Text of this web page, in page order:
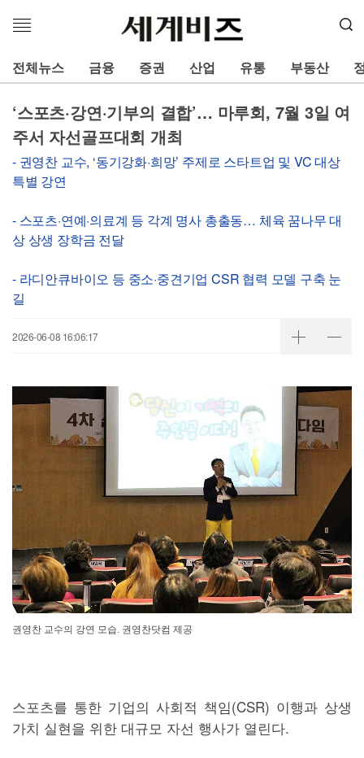
메
열
기
전체뉴스 금융 증권 산업 유통 부동산
‘스포츠·강연·기부의 결합’… 마루회, 7월 3일 여
주서 자선골프대회 개최
- 권영찬 교수, ‘동기강화·희망’ 주제로 스타트업 및 VC 대상
특별 강연
- 스포츠·연예·의료계 등 각계 명사 총출동… 체육 꿈나무 대
상 상생 장학금 전달
- 라디안큐바이오 등 중소·중견기업 CSR 협력 모델 구축 눈
길
2026-06-08 16:06:17
권영찬 교수의 강연 모습. 권영찬닷컴 제공
스포츠를 통한 기업의 사회적 책임(CSR) 이행과 상생
가치 실현을 위한 대규모 자선 행사가 열린다.